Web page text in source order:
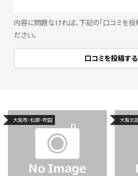
内容に問題なければ、下記の「口コミを投
ださい。
大阪市･松原･吹田 大阪北